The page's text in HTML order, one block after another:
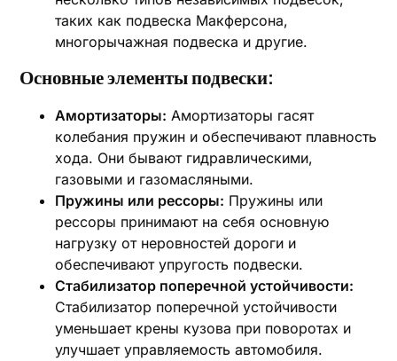
таких как подвеска Макферсона,
многорычажная подвеска и другие.
Основные элементы подвески:
Амортизаторы: Амортизаторы гасят
колебания пружин и обеспечивают плавность
хода. Они бывают гидравлическими,
газовыми и газомасляными.
Пружины или рессоры: Пружины или
рессоры принимают на себя основную
нагрузку от неровностей дороги и
обеспечивают упругость подвески.
Стабилизатор поперечной устойчивости:
Стабилизатор поперечной устойчивости
уменьшает крены кузова при поворотах и
улучшает управляемость автомобиля.